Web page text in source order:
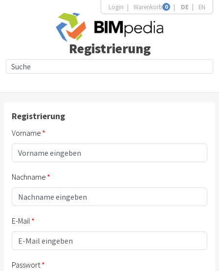
Login Warenkorb 0 DE EN
Registrierung
Registrierung
Vorname
Nachname
E-Mail
Passwort